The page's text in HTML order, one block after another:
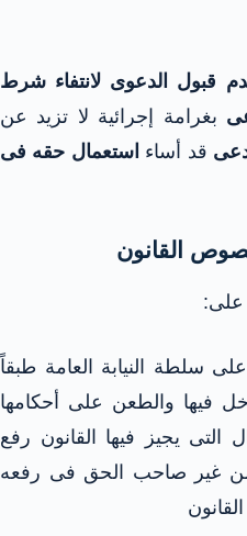
قبول الدعوى لانتفاء شرط
بغرامة إجرائية لا تزيد عن
قد أساء استعمال حقه فى
القانون
سلطة النيابة العامة طبقاً
فيها والطعن على أحكامها
التى يجيز فيها القانون رفع
من غير صاحب الحق فى رفعه